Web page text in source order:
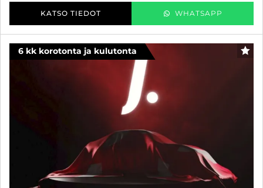
KATSO TIEDOT WHATSAPP
6 kk korotonta ja kulutonta